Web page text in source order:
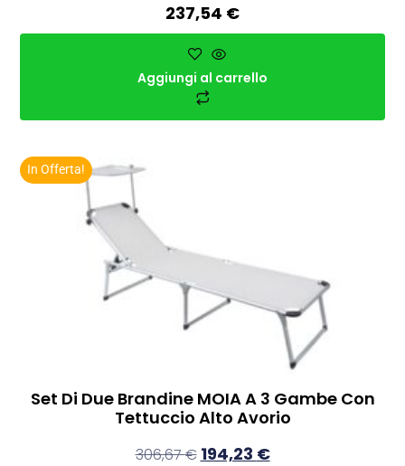
237,54 €
Aggiungi al carrello
In Offerta!
Set Di Due Brandine MOIA A 3 Gambe Con
Tettuccio Alto Avorio
306,67€ 194,23 €